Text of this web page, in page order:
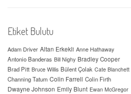
Etiket Bulutu
Adam Driver Altan Erkekli Anne Hathaway
Antonio Banderas Bill Nighy Bradley Cooper
Brad Pitt Bruce Willis Bülent Çolak Cate Blanchett
Channing Tatum Colin Farrell Colin Firth
Dwayne Johnson Emily Blunt Ewan McGregor